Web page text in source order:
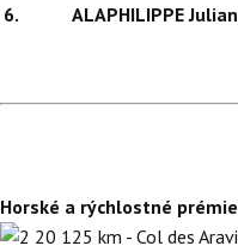
6.
ALAPHILIPPE Julian
Horské a rýchlostné
125 km - Col des